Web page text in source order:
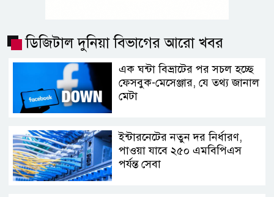
ডিজিটাল দুনিয়া বিভাগের আরো খবর
এক ঘন্টা বিভ্রাটের পর সচল হচ্ছে
ফেসবুক-মেসেঞ্জার, যে তথ্য জানাল
মেটা
ইন্টারনেটের নতুন দর নির্ধারণ,
পাওয়া যাবে ২৫০ এমবিপিএস
পর্যন্ত সেবা